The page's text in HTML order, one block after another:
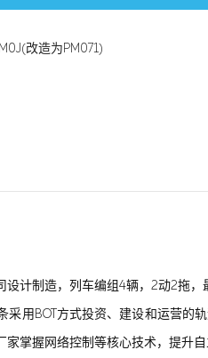
改造为PM071)
设计制造，列车编组4辆，2动2
用BOT方式投资、建设和运营
掌握网络控制等核心技术，提升